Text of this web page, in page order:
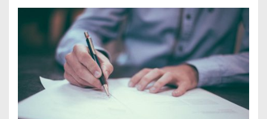
nur
für
Handy
möglich!